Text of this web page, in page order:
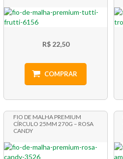
R$ 22,50
COMPRAR
FIO DE MALHA PREMIUM
CÍRCULO 25MM 270G – ROSA
CANDY